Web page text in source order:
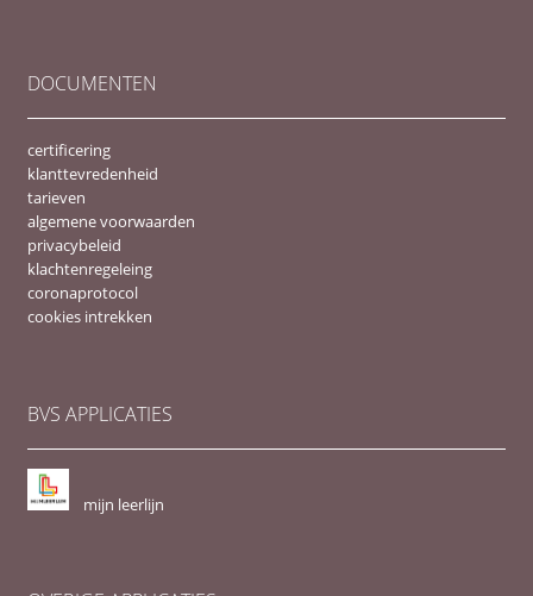
DOCUMENTEN
certificering
klanttevredenheid
tarieven
algemene voorwaarden
privacybeleid
klachtenregeleing
coronaprotocol
cookies intrekken
BVS APPLICATIES
mijn leerlijn